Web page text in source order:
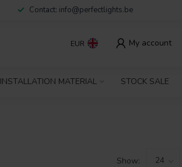
Contact: info@perfectlights.be
EUR My account
INSTALLATION MATERIAL STOCK SALE
Show: